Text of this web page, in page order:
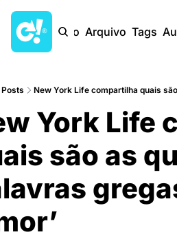
Início Arquivo Tags
Posts New York Life compartilha quais
York Life
são as